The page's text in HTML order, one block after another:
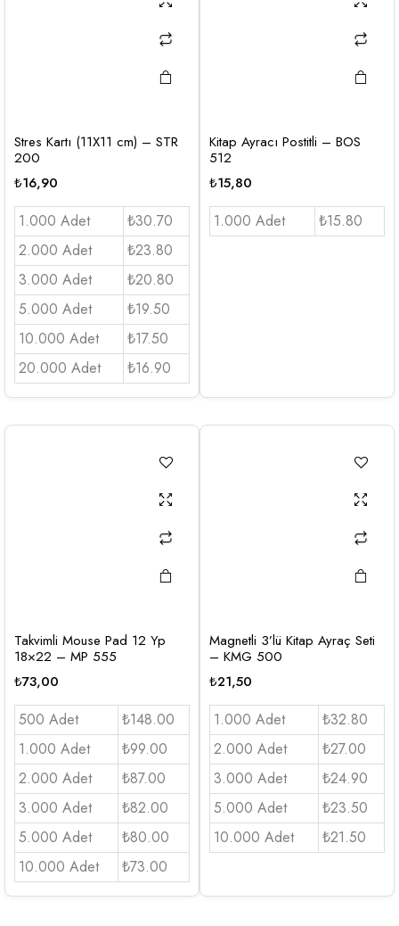
Stres Kartı (11X11 cm) – STR
200
₺16,90
1.000 Adet
₺30.70
2.000 Adet
₺23.80
3.000 Adet
₺20.80
5.000 Adet
₺19.50
10.000 Adet
₺17.50
20.000 Adet
₺16.90
Kitap Ayracı Postitli – BOS
512
₺15,80
1.000 Adet ₺15.80
Takvimli Mouse Pad 12 Yp
18×22 – MP 555
₺73,00
500 Adet
₺148.00
1.000 Adet
₺99.00
2.000 Adet
₺87.00
3.000 Adet
₺82.00
5.000 Adet
₺80.00
10.000 Adet
₺73.00
Magnetli 3’lü Kitap Ayraç Seti
– KMG 500
₺21,50
1.000 Adet
₺32.80
2.000 Adet
₺27.00
3.000 Adet
₺24.90
5.000 Adet
₺23.50
10.000 Adet
₺21.50